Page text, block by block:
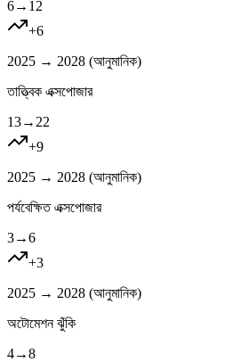
6→ 12
+6
2025 → 2028 (আনুমানিক)
তাত্ত্বিক এক্সপোজার
13→ 22
+9
2025 → 2028 (আনুমানিক)
পর্যবেক্ষিত এক্সপোজার
3→6
+3
2025 → 2028 (আনুমানিক)
অটোমেশন ঝুঁকি
4→8